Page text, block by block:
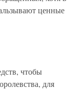
ценные
чтобы
для